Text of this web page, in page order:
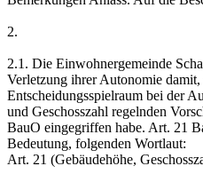
2.
2.1. Die Einwohnergemeinde
Verletzung ihrer Autonomie
Entscheidungsspielraum bei der
und Geschosszahl regelnden
BauO eingegriffen habe. Art. 21
Bedeutung, folgenden Wortlaut:
Art. 21 (Gebäudehöhe,